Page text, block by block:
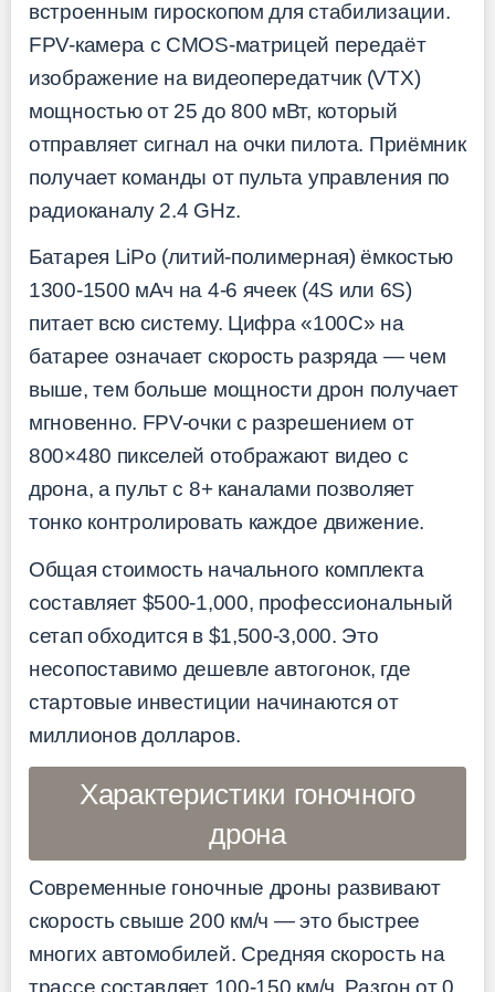
встроенным гироскопом для стабилизации.
FPV-камера с CMOS-матрицей передаёт
изображение на видеопередатчик (VTX)
мощностью от 25 до 800 мВт, который
отправляет сигнал на очки пилота. Приёмник
получает команды от пульта управления по
радиоканалу 2.4 GHz.
Батарея LiPo (литий-полимерная) ёмкостью
1300-1500 мАч на 4-6 ячеек (4S или 6S)
питает всю систему. Цифра «100C» на
батарее означает скорость разряда — чем
выше, тем больше мощности дрон получает
мгновенно. FPV-очки с разрешением от
800×480 пикселей отображают видео с
дрона, а пульт с 8+ каналами позволяет
тонко контролировать каждое движение.
Общая стоимость начального комплекта
составляет $500-1,000, профессиональный
сетап обходится в $1,500-3,000. Это
несопоставимо дешевле автогонок, где
стартовые инвестиции начинаются от
миллионов долларов.
Характеристики гоночного
дрона
Современные гоночные дроны развивают
скорость свыше 200 км/ч — это быстрее
многих автомобилей. Средняя скорость на